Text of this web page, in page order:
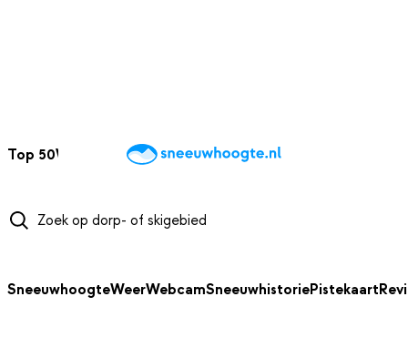
Top 50Webcams WintersportweerKaarten
SneeuwhoogteWeerWebcamSneeuwhistoriePistekaart